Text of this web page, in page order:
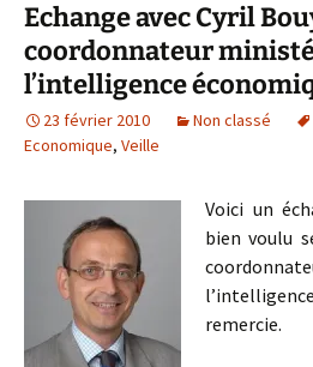
Echange avec Cyril
coordonnateur
l’intelligence
23 février 2010 Non classé
Economique, Veille
Voici un
bien voulu
remercie.